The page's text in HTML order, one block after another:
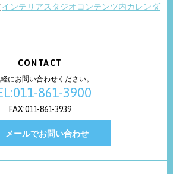
インテリアスタジオコンテンツ内カレンダ
CONTACT
にお問い合わせください。
861-3900
FAX:011-861-3939
メールでお問い合わせ